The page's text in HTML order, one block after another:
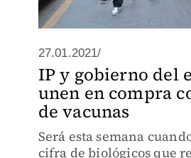
27.01.2021/
IP y gobierno del
unen en compra
de vacunas
Será esta semana
cifra de biológicos que